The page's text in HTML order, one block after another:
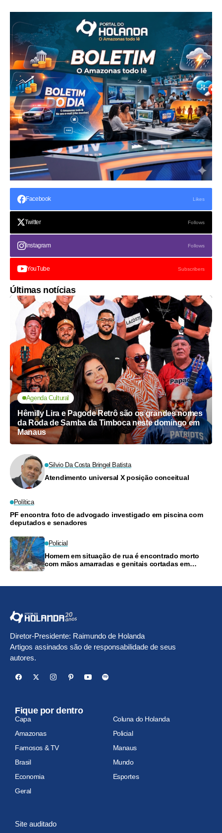
Facebook Likes
Twitter Follows
Instagram Follows
YouTube Subscribers
Últimas notícias
Agenda Cultural
Hêmilly Lira e Pagode Retrô são os grandes nomes
da Roda de Samba da Timboca neste domingo em
Manaus
Silvio Da Costa Bringel Batista
Atendimento universal X posição conceitual
Política
PF encontra foto de advogado investigado em piscina com
deputados e senadores
Policial
Homem em situação de rua é encontrado morto
com mãos amarradas e genitais cortadas em
Diretor-Presidente: Raimundo de Holanda
Artigos assinados são de responsabilidade de seus
autores.
Fique por dentro
Capa
Coluna do Holanda
Amazonas
Policial
Famosos & TV
Manaus
Brasil
Mundo
Economia
Esportes
Geral
Site auditado